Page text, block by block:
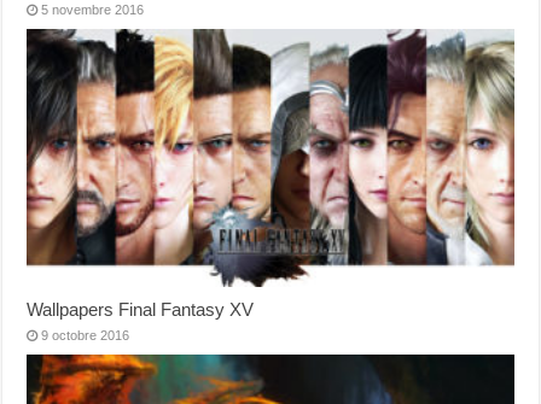
5 novembre 2016
Wallpapers Final Fantasy XV
9 octobre 2016